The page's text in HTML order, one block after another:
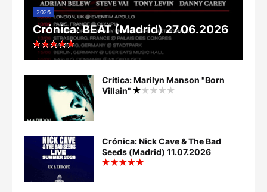
2026
Crónica: BEAT (Madrid) 27.06.2026
Crítica: Marilyn Manson "Born
Villain"
Crónica: Nick Cave & The Bad
Seeds (Madrid) 11.07.2026